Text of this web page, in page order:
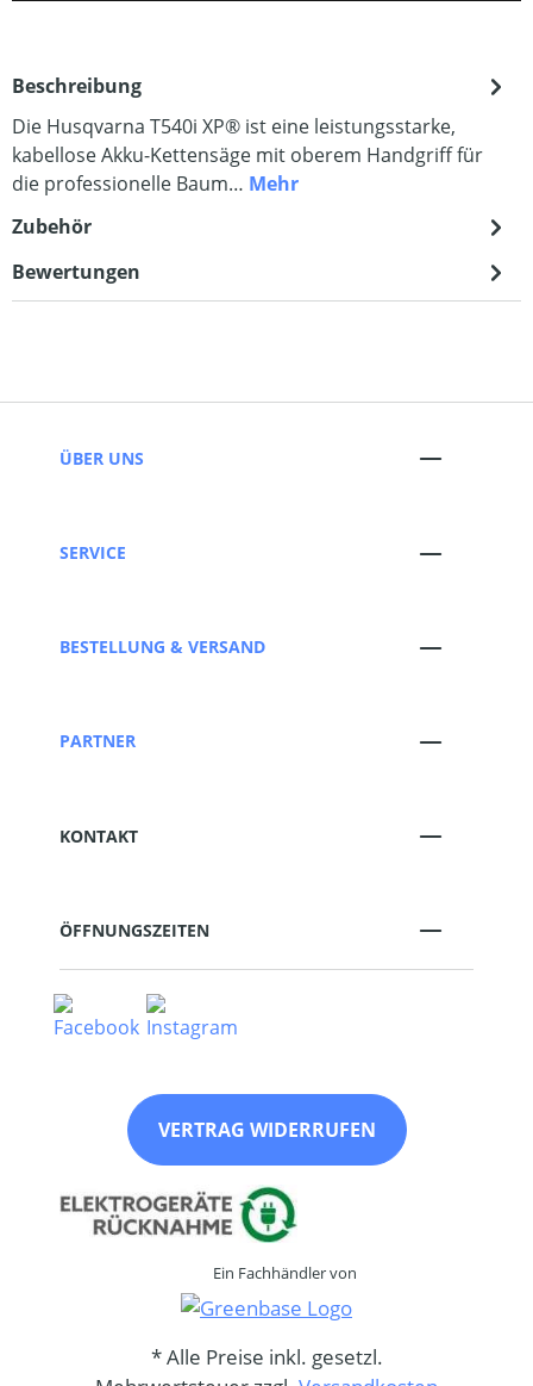
Beschreibung
Die Husqvarna T540i XP® ist eine leistungsstarke,
kabellose Akku-Kettensäge mit oberem Handgriff für
die professionelle Baum… Mehr
Zubehör
Bewertungen
ÜBER UNS
SERVICE
BESTELLUNG & VERSAND
PARTNER
KONTAKT
ÖFFNUNGSZEITEN
VERTRAG WIDERRUFEN
Ein Fachhändler von
* Alle Preise inkl. gesetzl.